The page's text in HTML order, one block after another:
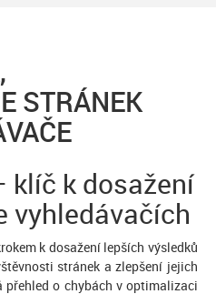
STRÁNEK
klíč k dosažení
vyhledávačích
k dosažení lepších výsledků
stránek a zlepšení jejich
přehled o chybách v optimalizaci